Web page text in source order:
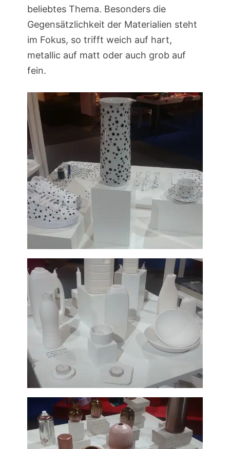
beliebtes Thema. Besonders die
Gegensätzlichkeit der Materialien steht
im Fokus, so trifft weich auf hart,
metallic auf matt oder auch grob auf
fein.